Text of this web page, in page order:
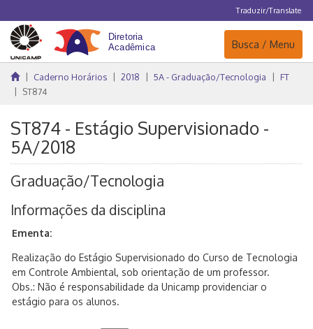
Traduzir/Translate
Navegação
Busca / Menu
Caderno Horários 2018 5A - Graduação/Tecnologia
FT
ST874
ST874 - Estágio Supervisionado -
5A/2018
Graduação/Tecnologia
Informações da disciplina
Ementa:
Realização do Estágio Supervisionado do Curso de Tecnologia
em Controle Ambiental, sob orientação de um professor.
Obs.: Não é responsabilidade da Unicamp providenciar o
estágio para os alunos.